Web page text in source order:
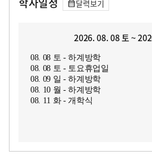
달력보기
2026. 08. 08 토 ~
08. 08 토 - 하계방학
08. 08 토 - 토요휴업일
08. 09 일 - 하계방학
08. 10 월 - 하계방학
08. 11 화 - 개학식